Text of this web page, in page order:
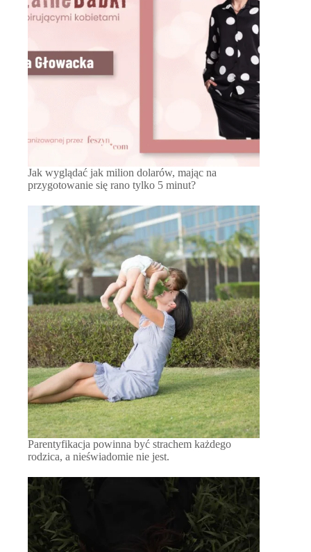
Jak wyglądać jak milion dolarów, mając na
przygotowanie się rano tylko 5 minut?
Parentyfikacja powinna być strachem każdego
rodzica, a nieświadomie nie jest.